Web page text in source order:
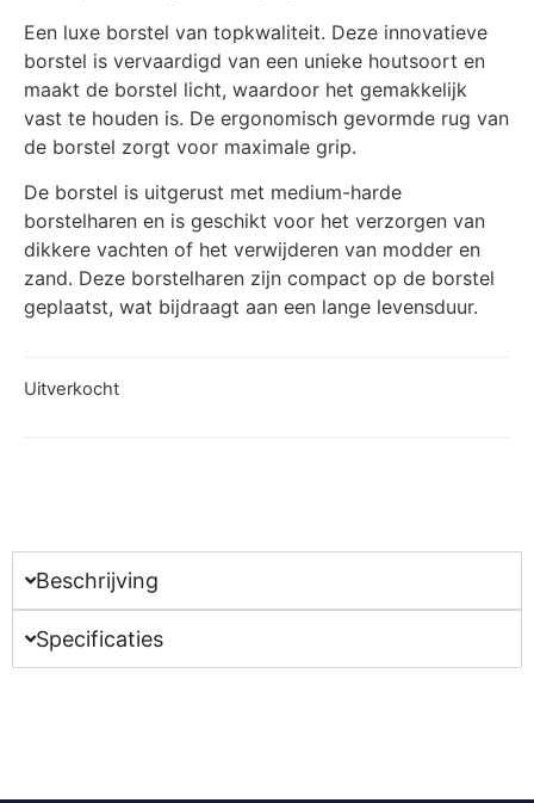
Een luxe borstel van topkwaliteit. Deze innovatieve
borstel is vervaardigd van een unieke houtsoort en
maakt de borstel licht, waardoor het gemakkelijk
vast te houden is. De ergonomisch gevormde rug van
de borstel zorgt voor maximale grip.
De borstel is uitgerust met medium-harde
borstelharen en is geschikt voor het verzorgen van
dikkere vachten of het verwijderen van modder en
zand. Deze borstelharen zijn compact op de borstel
geplaatst, wat bijdraagt aan een lange levensduur.
Uitverkocht
Beschrijving
Specificaties